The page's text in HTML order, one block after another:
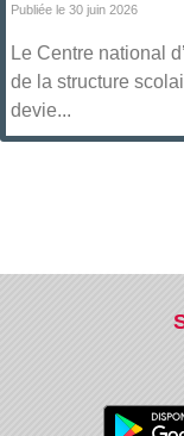
Publiée le 30 juin 2026
Le Centre national
de la structure
devie...